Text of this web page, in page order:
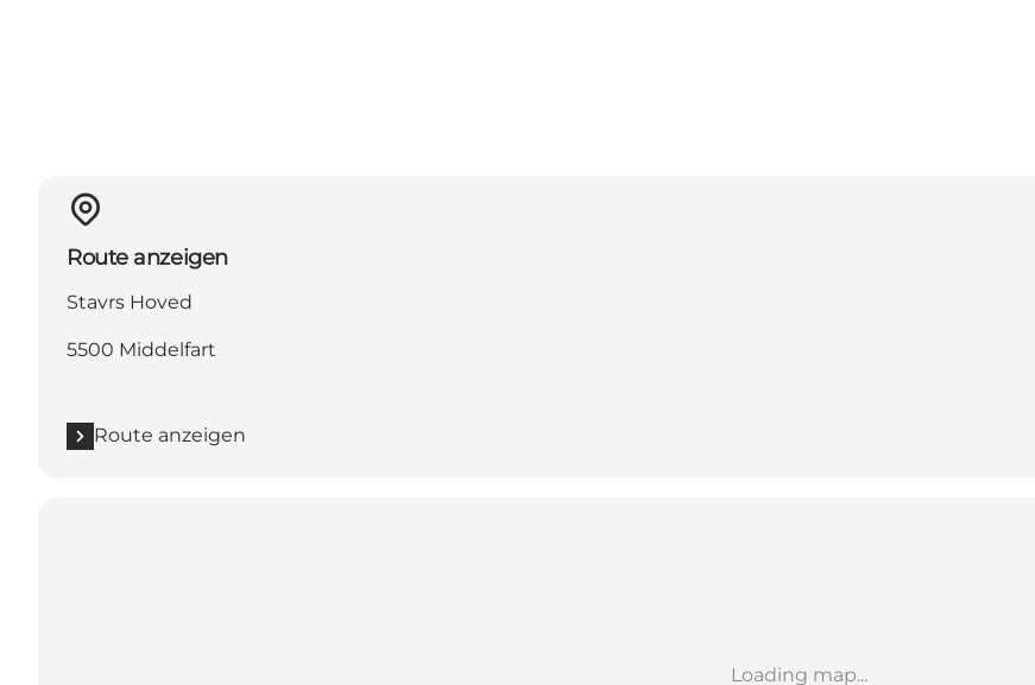
Route anzeigen
Stavrs Hoved
5500 Middelfart
Route anzeigen
Loading map...